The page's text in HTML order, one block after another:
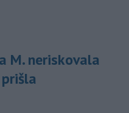
M. neriskovala